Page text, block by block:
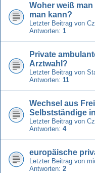
Woher weiß
man kann?
Letzter Beitrag von
Antworten: 1
Private
Arztwahl?
Letzter Beitrag von
Antworten: 11
Wechsel aus
Selbstständige
Letzter Beitrag von
Antworten: 4
europäische
Letzter Beitrag von
Antworten: 2